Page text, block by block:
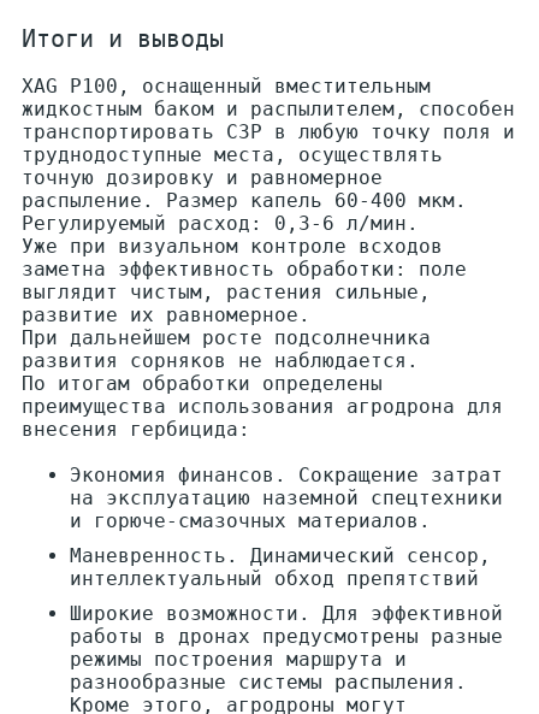
Итоги и выводы
XAG P100, оснащенный вместительным
жидкостным баком и распылителем, способен
транспортировать СЗР в любую точку поля и
труднодоступные места, осуществлять
точную дозировку и равномерное
распыление. Размер капель 60-400 мкм.
Регулируемый расход: 0,3-6 л/мин.
Уже при визуальном контроле всходов
заметна эффективность обработки: поле
выглядит чистым, растения сильные,
развитие их равномерное.
При дальнейшем росте подсолнечника
развития сорняков не наблюдается.
По итогам обработки определены
преимущества использования агродрона для
внесения гербицида:
Экономия финансов. Сокращение затрат
на эксплуатацию наземной спецтехники
и горюче-смазочных материалов.
Маневренность. Динамический сенсор,
интеллектуальный обход препятствий
Широкие возможности. Для эффективной
работы в дронах предусмотрены разные
режимы построения маршрута и
разнообразные системы распыления.
Кроме этого, агродроны могут